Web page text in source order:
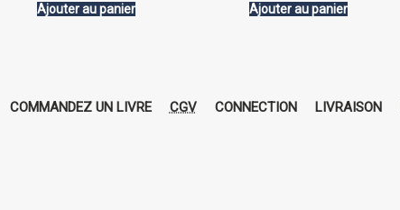
Ajouter au panier Ajouter au panier
COMMANDEZ UN LIVRE CGV CONNECTION LIVRAISON